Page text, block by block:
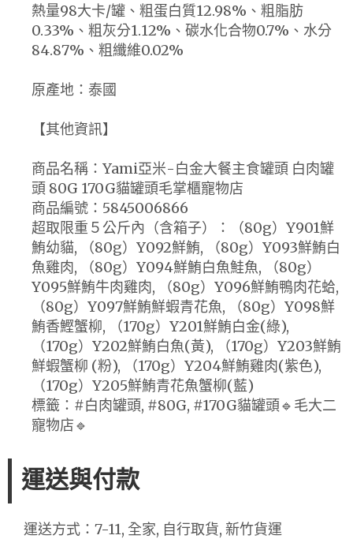
熱量98大卡/罐、粗蛋白質12.98%、粗脂肪
0.33%、粗灰分1.12%、碳水化合物0.7%、水分
84.87%、粗纖維0.02%
原產地：泰國
【其他資訊】
商品名稱：Yami亞米-白金大餐主食罐頭 白肉罐
頭 80G 170G貓罐頭毛掌櫃寵物店
商品編號：5845006866
超取限重５公斤內（含箱子）：（80g）Y901鮮
鮪幼貓, （80g）Y092鮮鮪, （80g）Y093鮮鮪白
魚雞肉, （80g）Y094鮮鮪白魚鮭魚, （80g）
Y095鮮鮪牛肉雞肉, （80g）Y096鮮鮪鴨肉花蛤,
（80g）Y097鮮鮪鮮蝦青花魚, （80g）Y098鮮
鮪香鰹蟹柳, （170g）Y201鮮鮪白金(綠),
（170g）Y202鮮鮪白魚(黃), （170g）Y203鮮鮪
鮮蝦蟹柳 (粉), （170g）Y204鮮鮪雞肉(紫色),
（170g）Y205鮮鮪青花魚蟹柳(藍)
標籤：#白肉罐頭, #80G, #170G貓罐頭🔹毛大二
寵物店🔹
運送與付款
運送方式：7-11, 全家, 自行取貨, 新竹貨運